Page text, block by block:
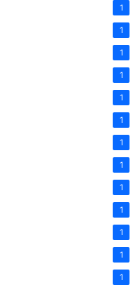
1
1
1
1
1
1
1
1
1
1
1
1
1